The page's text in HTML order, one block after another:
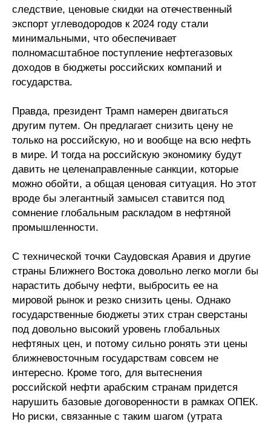
следствие, ценовые скидки на отечественный
экспорт углеводородов к 2024 году стали
минимальными, что обеспечивает
полномасштабное поступление нефтегазовых
доходов в бюджеты российских компаний и
государства.
Правда, президент Трамп намерен двигаться
другим путем. Он предлагает снизить цену не
только на российскую, но и вообще на всю нефть
в мире. И тогда на российскую экономику будут
давить не целенаправленные санкции, которые
можно обойти, а общая ценовая ситуация. Но этот
вроде бы элегантный замысел ставится под
сомнение глобальным раскладом в нефтяной
промышленности.
С технической точки Саудовская Аравия и другие
страны Ближнего Востока довольно легко могли бы
нарастить добычу нефти, выбросить ее на
мировой рынок и резко снизить цены. Однако
государственные бюджеты этих стран сверстаны
под довольно высокий уровень глобальных
нефтяных цен, и потому сильно ронять эти цены
ближневосточным государствам совсем не
интересно. Кроме того, для вытеснения
российской нефти арабским странам придется
нарушить базовые договоренности в рамках ОПЕК.
Но риски, связанные с таким шагом (утрата